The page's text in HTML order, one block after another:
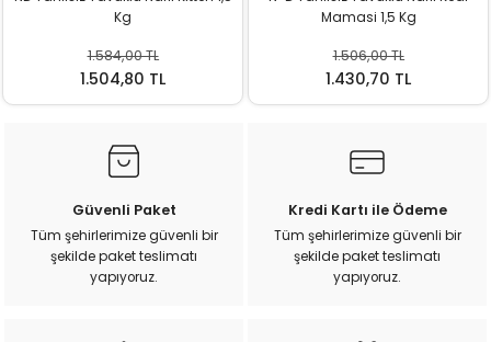
Kg
1.584,00 TL
1.504,80 TL
Mamasi 1,5 Kg
1.506,00 TL
1.430,70 TL
Güvenli Paket
Tüm şehirlerimize güvenli bir
şekilde paket teslimatı
yapıyoruz.
Kredi Kartı ile Ödeme
Tüm şehirlerimize güvenli bir
şekilde paket teslimatı
yapıyoruz.